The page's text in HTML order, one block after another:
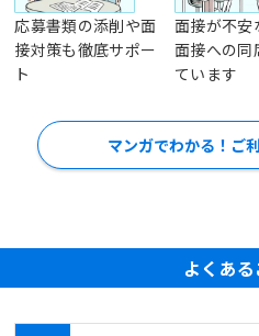
応募書類の添削や面
接対策も徹底サポー
ト
面接が不安
面接への同
ています
マンガでわかる！ご
よくあ